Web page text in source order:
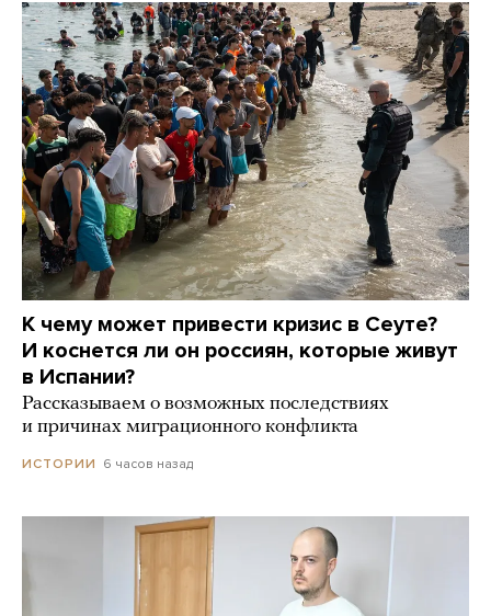
К чему может привести кризис в Сеуте?
И коснется ли он россиян, которые живут
в Испании?
Рассказываем о возможных последствиях
и причинах миграционного конфликта
ИСТОРИИ 6 часов назад